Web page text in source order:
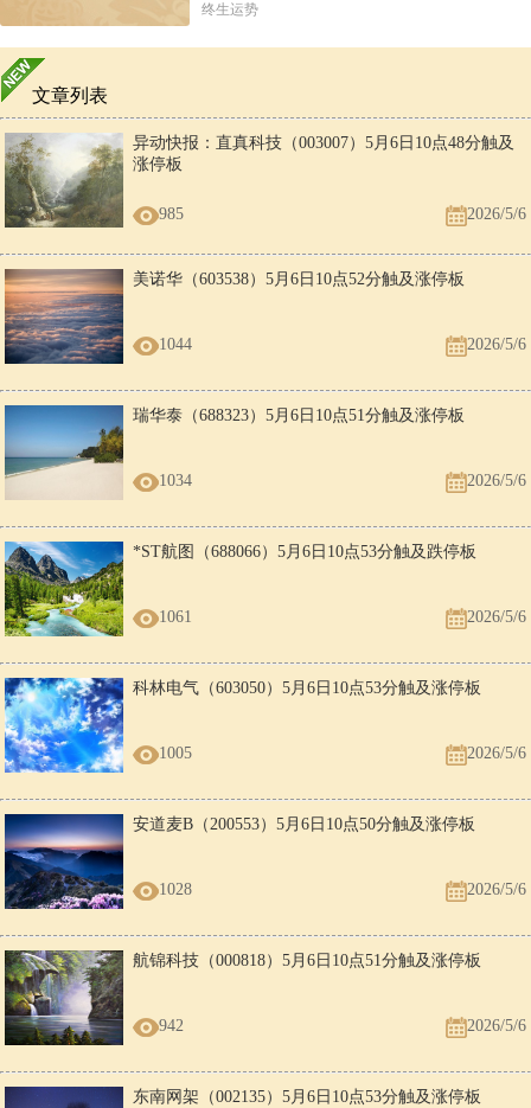
终生运势
文章列表
异动快报：直真科技（003007）5月6日10点48分触及
涨停板
985 2026/5/6
美诺华（603538）5月6日10点52分触及涨停板
1044 2026/5/6
瑞华泰（688323）5月6日10点51分触及涨停板
1034 2026/5/6
*ST航图（688066）5月6日10点53分触及跌停板
1061 2026/5/6
科林电气（603050）5月6日10点53分触及涨停板
1005 2026/5/6
安道麦B（200553）5月6日10点50分触及涨停板
1028 2026/5/6
航锦科技（000818）5月6日10点51分触及涨停板
942 2026/5/6
东南网架（002135）5月6日10点53分触及涨停板